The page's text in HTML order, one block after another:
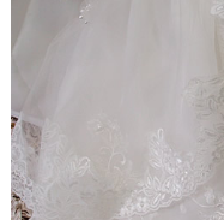
チュアドレス
【ドレスリメイク
【ドレスリメイク
【ドレスリメイク